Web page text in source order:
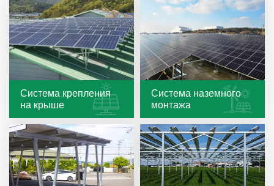
Nederlands
العربية
日本語
한국의
чтобы связаться с нами.
Система крепления
на крыше
Система наземного
монтажа